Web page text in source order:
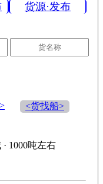
货源·发布
<货找船>
1000吨左右